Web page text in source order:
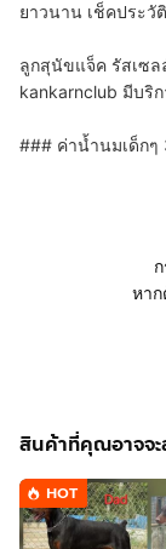
ยาวนาน เช็คประวั
ลูกสุนัขแจ็ค รัสเซล
kankarnclub มีบริ
### ค่าน้ำนมเด็ก
หาก
สินค้าที่คุณอาจจะ
HOT